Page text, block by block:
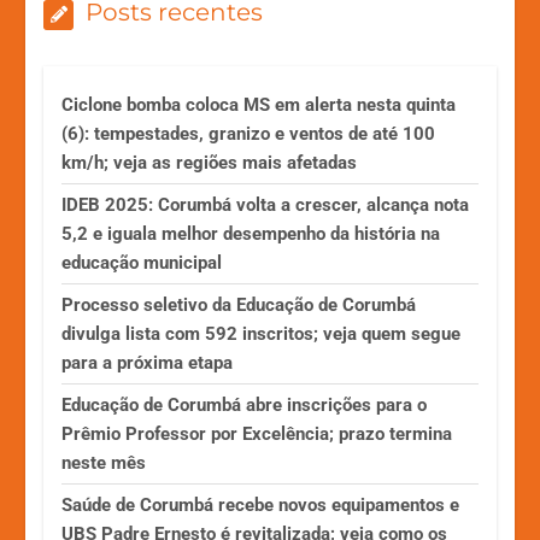
Posts recentes
Ciclone bomba coloca MS em alerta nesta quinta
(6): tempestades, granizo e ventos de até 100
km/h; veja as regiões mais afetadas
IDEB 2025: Corumbá volta a crescer, alcança nota
5,2 e iguala melhor desempenho da história na
educação municipal
Processo seletivo da Educação de Corumbá
divulga lista com 592 inscritos; veja quem segue
para a próxima etapa
Educação de Corumbá abre inscrições para o
Prêmio Professor por Excelência; prazo termina
neste mês
Saúde de Corumbá recebe novos equipamentos e
UBS Padre Ernesto é revitalizada; veja como os